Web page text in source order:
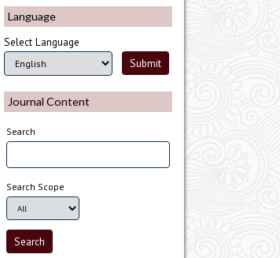
Language
Select Language
Journal Content
Search
Search Scope